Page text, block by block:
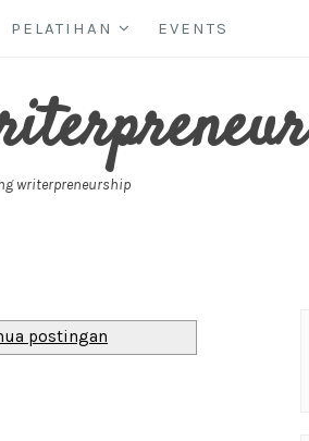
PELATIHAN EVENTS
writerpreneurship
postingan